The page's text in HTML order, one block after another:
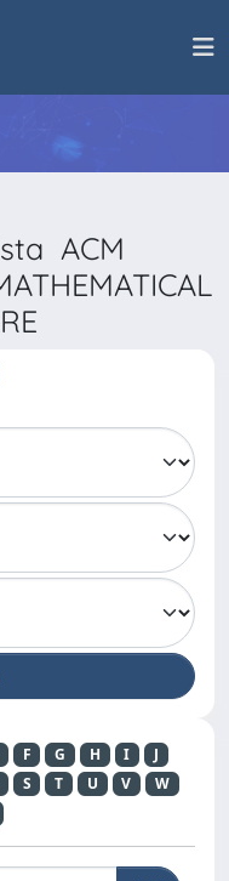
ACM
F G H I
J
S T U V
W